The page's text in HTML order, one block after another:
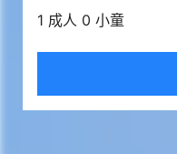
1 成人 0 小童